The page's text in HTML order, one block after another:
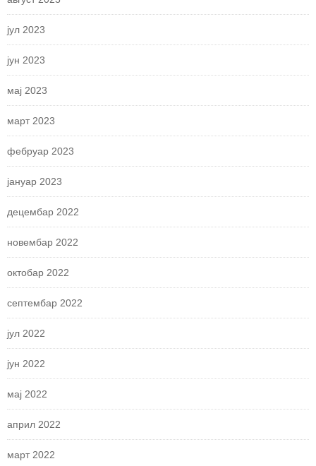
јул 2023
јун 2023
мај 2023
март 2023
фебруар 2023
јануар 2023
децембар 2022
новембар 2022
октобар 2022
септембар 2022
јул 2022
јун 2022
мај 2022
април 2022
март 2022